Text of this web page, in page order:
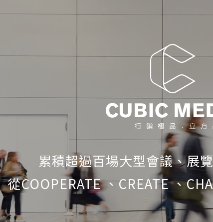
累積超過百場大型會議、展
從COOPERATE 、CREATE 、